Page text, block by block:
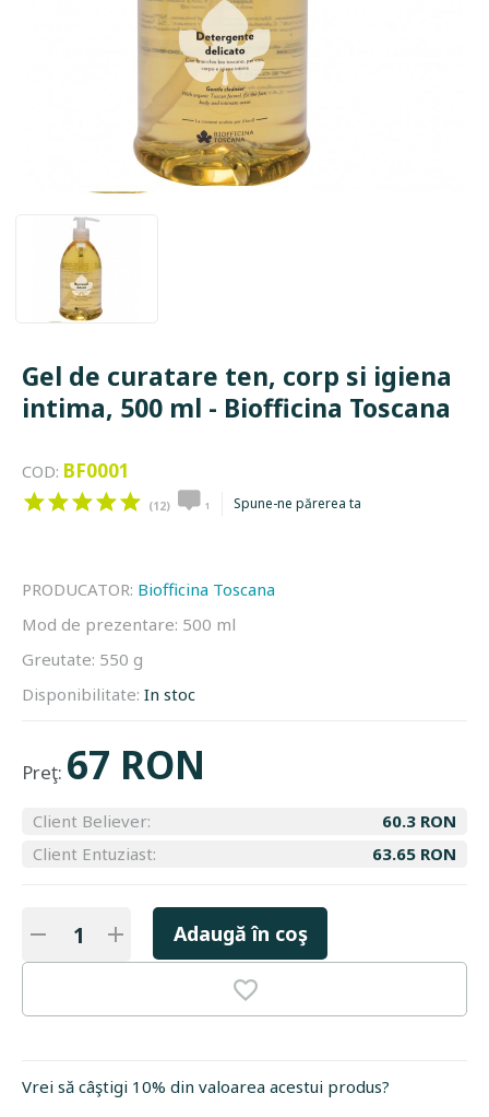
Gel de curatare ten, corp si igiena
intima, 500 ml - Biofficina Toscana
COD: BF0001
(12) 1 Spune-ne părerea ta
PRODUCATOR: Biofficina Toscana
Mod de prezentare: 500 ml
Greutate: 550 g
Disponibilitate: In stoc
Preţ: 67 RON
Client Believer:
60.3 RON
Client Entuziast:
63.65 RON
Adaugă în coş
Vrei să câştigi 10% din valoarea acestui produs?